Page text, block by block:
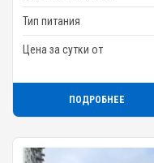
Тип питания
Цена за сутки от
ПОДРОБНЕЕ